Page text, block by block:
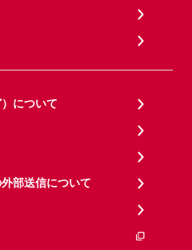
について
部送信について